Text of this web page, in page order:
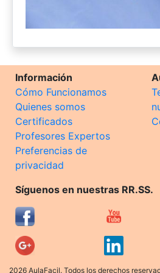
Información
Cómo Funcionamos
Quienes somos
Certificados
Profesores Expertos
Preferencias de
privacidad
Síguenos en nuestras RR.SS.
2026 AulaFacil. Todos los derechos